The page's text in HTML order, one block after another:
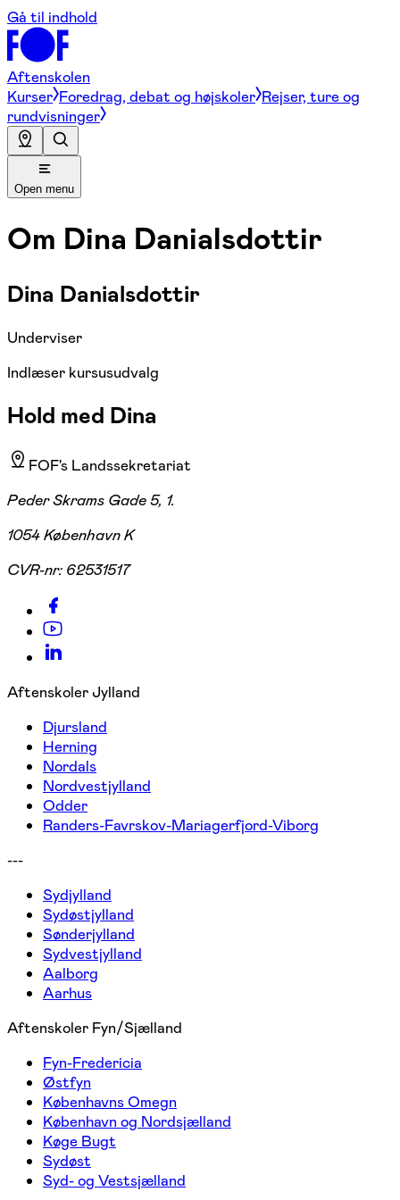
Gå til indhold
Aftenskolen
Kurser Foredrag, debat og højskoler Rejser, ture og
rundvisninger
Open menu
Om Dina Danialsdottir
Dina Danialsdottir
Underviser
Indlæser kursusudvalg
Hold med Dina
FOF's Landssekretariat
Peder Skrams Gade 5, 1.
1054 København K
CVR-nr: 62531517
Aftenskoler Jylland
Djursland
Herning
Nordals
Nordvestjylland
Odder
Randers-Favrskov-Mariagerfjord-Viborg
---
Sydjylland
Sydøstjylland
Sønderjylland
Sydvestjylland
Aalborg
Aarhus
Aftenskoler Fyn/Sjælland
Fyn-Fredericia
Østfyn
Københavns Omegn
København og Nordsjælland
Køge Bugt
Sydøst
Syd- og Vestsjælland